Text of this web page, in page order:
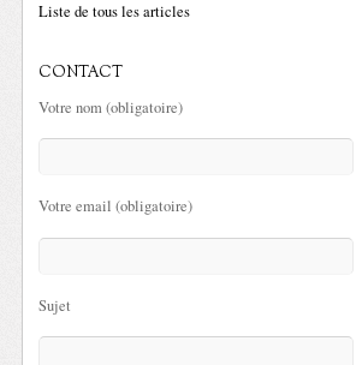
Liste de tous les articles
CONTACT
Votre nom (obligatoire)
Votre email (obligatoire)
Sujet